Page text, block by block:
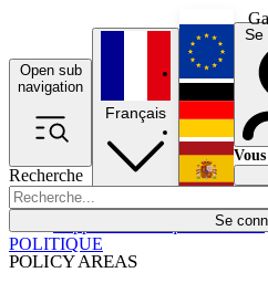
Open sub
navigation
Recherche
Se
POLICY AREAS
Économie
Français
Se
POLITIQUE